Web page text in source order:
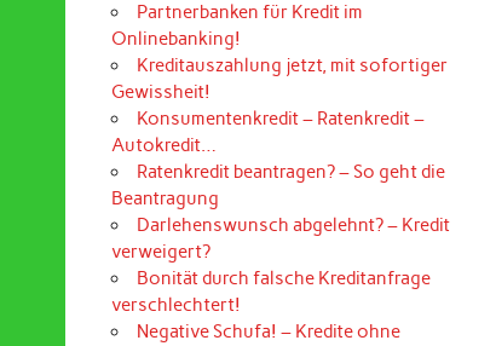
Partnerbanken für Kredit im
Onlinebanking!
Kreditauszahlung jetzt, mit sofortiger
Gewissheit!
Konsumentenkredit – Ratenkredit –
Autokredit…
Ratenkredit beantragen? – So geht die
Beantragung
Darlehenswunsch abgelehnt? – Kredit
verweigert?
Bonität durch falsche Kreditanfrage
verschlechtert!
Negative Schufa! – Kredite ohne